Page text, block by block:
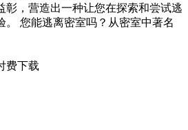
彰，营造出一种让您在探索和尝试逃
。 您能逃离密室吗？从密室中著名
费下载